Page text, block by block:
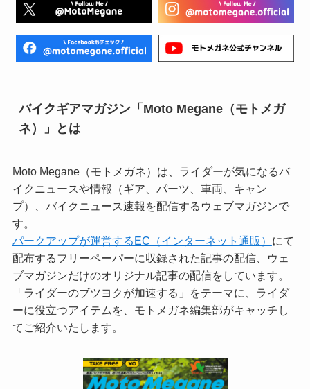
バイクギアマガジン「Moto Megane（モトメガ
ネ）」とは
Moto Megane（モトメガネ）は、ライダーが気になるバ
イクニュースや情報（ギア、パーツ、車両、キャン
プ）、バイクニュース速報を配信するウェブマガジンで
す。
パークアップが運営するEC（インターネット通販） にて
配布するフリーペーパーに収録された記事の配信、ウェ
ブマガジンだけのオリジナル記事の配信をしています。
「ライダーのブツヨクが加速する」をテーマに、ライダ
ーに役立つアイテムを、モトメガネ編集部がキャッチし
てご紹介いたします。